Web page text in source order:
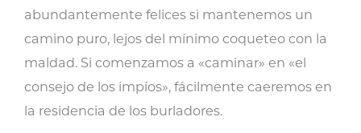
abundantemente felices si mantenemos un
camino puro, lejos del mínimo coqueteo con la
maldad. Si comenzamos a «caminar» en «el
consejo de los impíos», fácilmente caeremos en
la residencia de los burladores.